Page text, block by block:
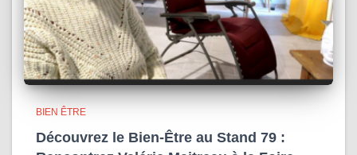
BIEN ÊTRE
Découvrez le Bien-Être au Stand 79 :